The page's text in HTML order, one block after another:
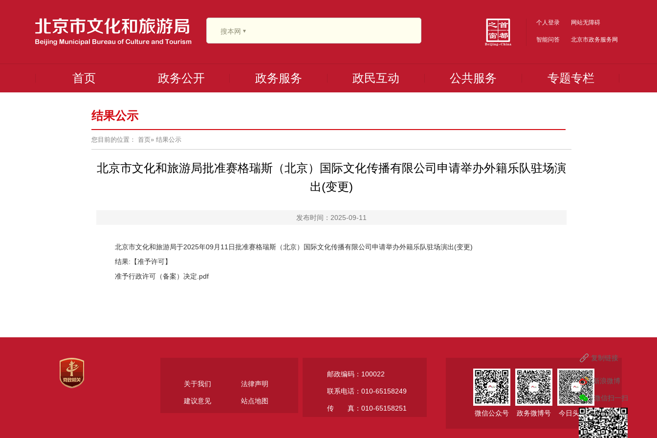
个人登录 网站无障碍
智能问答 北京市政务服务网
搜本网
首页 政务公开 政务服务 政民互动 公共服务 专题专栏
结果公示
您目前的位置： 首页» 结果公示
北京市文化和旅游局批准赛格瑞斯（北京）国际文化传播有限公司申请举办外籍乐队驻场演
出(变更)
发布时间：2025-09-11
北京市文化和旅游局于2025年09月11日批准赛格瑞斯（北京）国际文化传播有限公司申请举办外籍乐队驻场演出(变更)
结果:【准予许可】
准予行政许可（备案）决定.pdf
复制链接
新浪微博
微信扫一扫
关于我们 法律声明
建议意见 站点地图
邮政编码：100022
联系电话：010-65158249
传 真：010-65158251
微信公众号 政务微博号 今日头条号